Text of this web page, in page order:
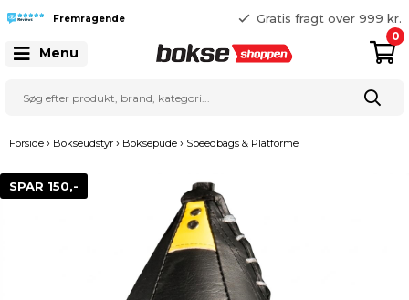
Gratis fragt over 999 kr.
25 127 127
Fremragende
Menu
0
Forside › Bokseudstyr › Boksepude › Speedbags & Platforme
SPAR 150,-